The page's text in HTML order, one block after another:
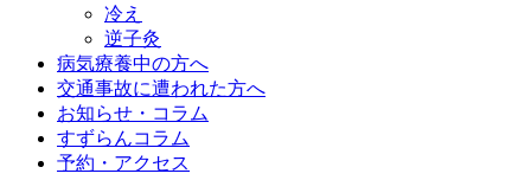
冷え
逆子灸
病気療養中の方へ
交通事故に遭われた方へ
お知らせ・コラム
すずらんコラム
予約・アクセス